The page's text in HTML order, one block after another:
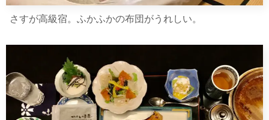
さすが高級宿。ふかふかの布団がうれしい。